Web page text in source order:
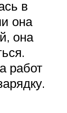
в
она
она
работ